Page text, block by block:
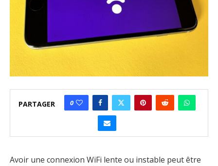
PARTAGER 0
Avoir une connexion WiFi lente ou instable peut être